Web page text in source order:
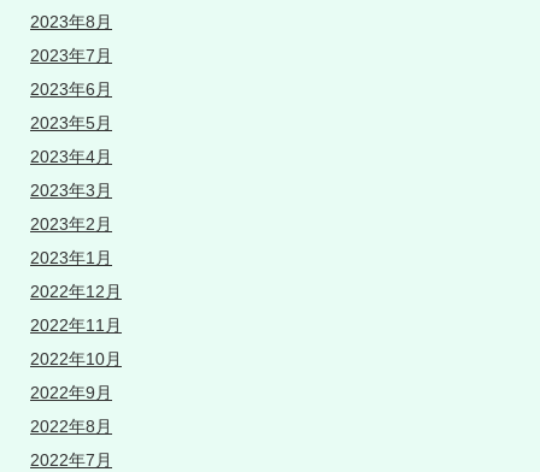
2023年8月
2023年7月
2023年6月
2023年5月
2023年4月
2023年3月
2023年2月
2023年1月
2022年12月
2022年11月
2022年10月
2022年9月
2022年8月
2022年7月